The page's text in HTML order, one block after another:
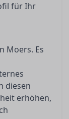
für Ihr
Moers. Es
diesen
erhöhen,